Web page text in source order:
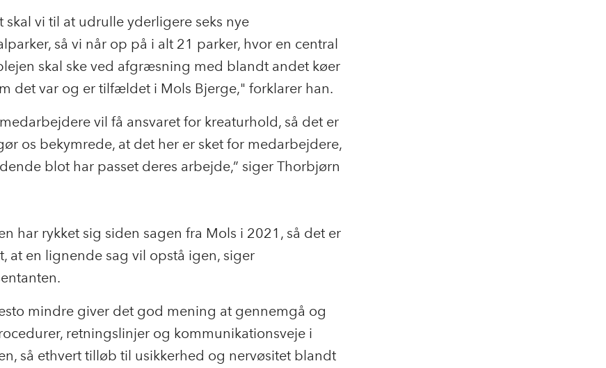
skal vi til at udrulle yderligere seks nye
så vi når op på i alt 21 parker, hvor en central
skal ske ved afgræsning med blandt andet køer
det var og er tilfældet i Mols Bjerge," forklarer han.
vil få ansvaret for kreaturhold, så det er
os bekymrede, at det her er sket for medarbejdere,
blot har passet deres arbejde,” siger Thorbjørn
har rykket sig siden sagen fra Mols i 2021, så det er
at en lignende sag vil opstå igen, siger
mindre giver det god mening at gennemgå og
retningslinjer og kommunikationsveje i
så ethvert tilløb til usikkerhed og nervøsitet blandt